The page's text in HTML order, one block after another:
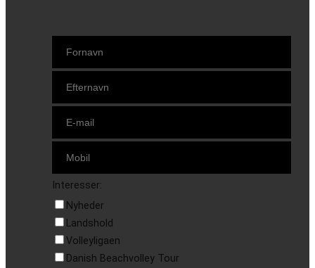
Interesser:
Nyheder
Landshold
Volleyligaen
Danish Beachvolley Tour